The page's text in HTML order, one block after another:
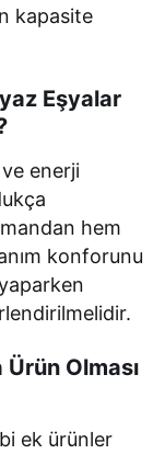
kapasite
Eşyalar
enerji
hem
konforunu
Olması
ek ürünler